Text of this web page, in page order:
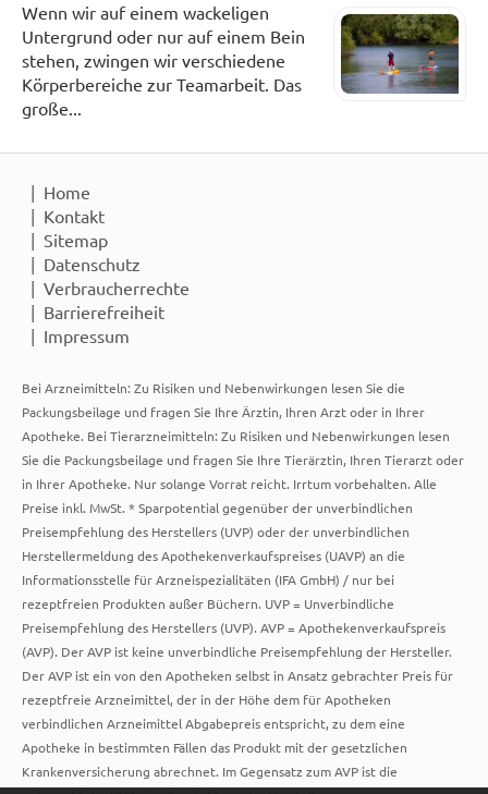
Wenn wir auf einem wackeligen
Untergrund oder nur auf einem Bein
stehen, zwingen wir verschiedene
Körperbereiche zur Teamarbeit. Das
große...
Home
Kontakt
Sitemap
Datenschutz
Verbraucherrechte
Barrierefreiheit
Impressum
Bei Arzneimitteln: Zu Risiken und Nebenwirkungen lesen Sie die
Packungsbeilage und fragen Sie Ihre Ärztin, Ihren Arzt oder in Ihrer
Apotheke. Bei Tierarzneimitteln: Zu Risiken und Nebenwirkungen lesen
Sie die Packungsbeilage und fragen Sie Ihre Tierärztin, Ihren Tierarzt oder
in Ihrer Apotheke. Nur solange Vorrat reicht. Irrtum vorbehalten. Alle
Preise inkl. MwSt. * Sparpotential gegenüber der unverbindlichen
Preisempfehlung des Herstellers (UVP) oder der unverbindlichen
Herstellermeldung des Apothekenverkaufspreises (UAVP) an die
Informationsstelle für Arzneispezialitäten (IFA GmbH) / nur bei
rezeptfreien Produkten außer Büchern. UVP = Unverbindliche
Preisempfehlung des Herstellers (UVP). AVP = Apothekenverkaufspreis
(AVP). Der AVP ist keine unverbindliche Preisempfehlung der Hersteller.
Der AVP ist ein von den Apotheken selbst in Ansatz gebrachter Preis für
rezeptfreie Arzneimittel, der in der Höhe dem für Apotheken
verbindlichen Arzneimittel Abgabepreis entspricht, zu dem eine
Apotheke in bestimmten Fällen das Produkt mit der gesetzlichen
Krankenversicherung abrechnet. Im Gegensatz zum AVP ist die